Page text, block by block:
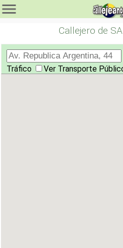
Callejero de
Tráfico
Ver Transporte